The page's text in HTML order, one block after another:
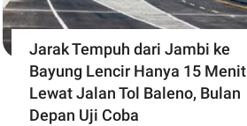
Jarak Tempuh dari Jambi ke
Bayung Lencir Hanya 15 Menit
Lewat Jalan Tol Baleno, Bulan
Depan Uji Coba